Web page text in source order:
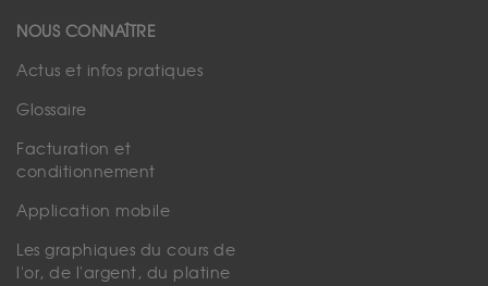
NOUS CONNAÎTRE
Actus et infos pratiques
Glossaire
Facturation et
conditionnement
Application mobile
Les graphiques du cours de
l'or, de l'argent, du platine